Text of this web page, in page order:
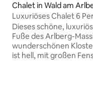
Chalet in Wald am
Luxuriöses Chalet 6
sonnigen Klostertal
Dieses schöne,
Fuße des Arlberg-
wunderschönen
ist hell, mit großen